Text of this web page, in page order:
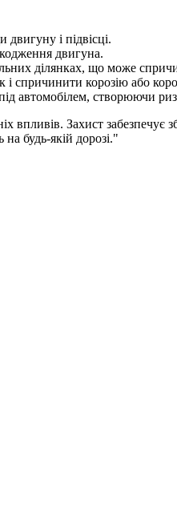
двигуну і підвісці.
двигуна.
ділянках, що може
спричинити корозію або
автомобілем, створюючи
впливів. Захист забезпечує
на будь-якій дорозі."